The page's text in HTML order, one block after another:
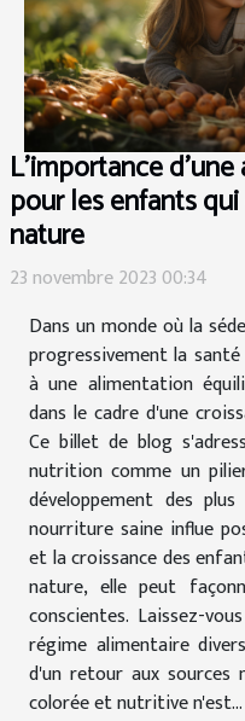
L'importance
pour les enfants
nature
23 novembre 2023 00:34
Dans un monde où la
progressivement la
à une alimentation
dans le cadre d'une
Ce billet de blog
nutrition comme un
développement des
nourriture saine influe
et la croissance des
nature, elle peut
conscientes. Laissez-
régime alimentaire
d'un retour aux sources
colorée et nutritive n'est...